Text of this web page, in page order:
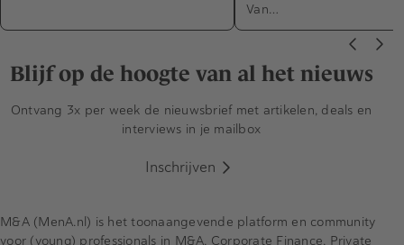
Van…
Blijf op de hoogte van al het nieuws
Ontvang 3x per week de nieuwsbrief met artikelen, deals en
interviews in je mailbox
Inschrijven
M&A (MenA.nl) is het toonaangevende platform en community
voor (young) professionals in M&A, Corporate Finance, Private